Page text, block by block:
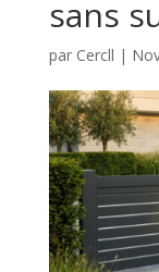
sans
par Cercll |